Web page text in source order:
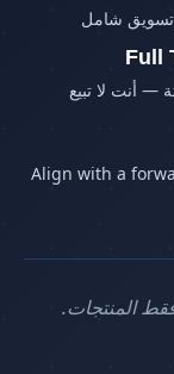
Full
— أنت لا تبيع
Align with a
المنتجات.